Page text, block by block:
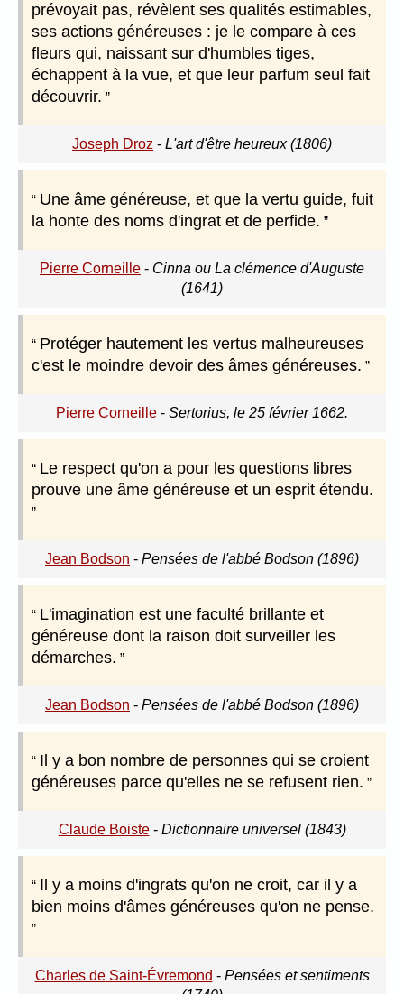
prévoyait pas, révèlent ses qualités estimables,
ses actions généreuses : je le compare à ces
fleurs qui, naissant sur d'humbles tiges,
échappent à la vue, et que leur parfum seul fait
découvrir.
Joseph Droz - L'art d'être heureux (1806)
Une âme généreuse, et que la vertu guide, fuit
la honte des noms d'ingrat et de perfide.
Pierre Corneille - Cinna ou La clémence d'Auguste
(1641)
Protéger hautement les vertus malheureuses
c'est le moindre devoir des âmes généreuses.
Pierre Corneille - Sertorius, le 25 février 1662.
Le respect qu'on a pour les questions libres
prouve une âme généreuse et un esprit étendu.
Jean Bodson - Pensées de l'abbé Bodson (1896)
L'imagination est une faculté brillante et
généreuse dont la raison doit surveiller les
démarches.
Jean Bodson - Pensées de l'abbé Bodson (1896)
Il y a bon nombre de personnes qui se croient
généreuses parce qu'elles ne se refusent rien.
Claude Boiste- Dictionnaire universel (1843)
Il y a moins d'ingrats qu'on ne croit, car il y a
bien moins d'âmes généreuses qu'on ne pense.
Charles de Saint-Évremond - Pensées et sentiments